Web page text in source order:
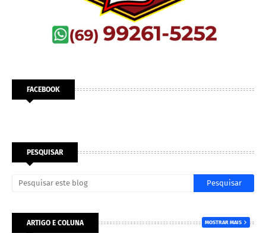
FACEBOOK
PESQUISAR
ARTIGO E COLUNA MOSTRAR MAIS